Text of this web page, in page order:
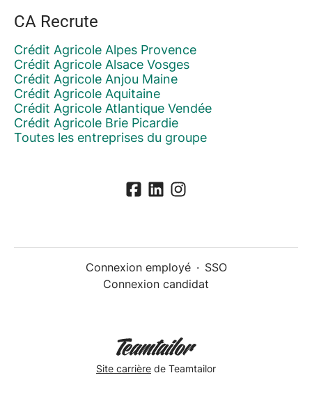
CA Recrute
Crédit Agricole Alpes Provence
Crédit Agricole Alsace Vosges
Crédit Agricole Anjou Maine
Crédit Agricole Aquitaine
Crédit Agricole Atlantique Vendée
Crédit Agricole Brie Picardie
Toutes les entreprises du groupe
Connexion employé · SSO
Connexion candidat
Site carrière de Teamtailor